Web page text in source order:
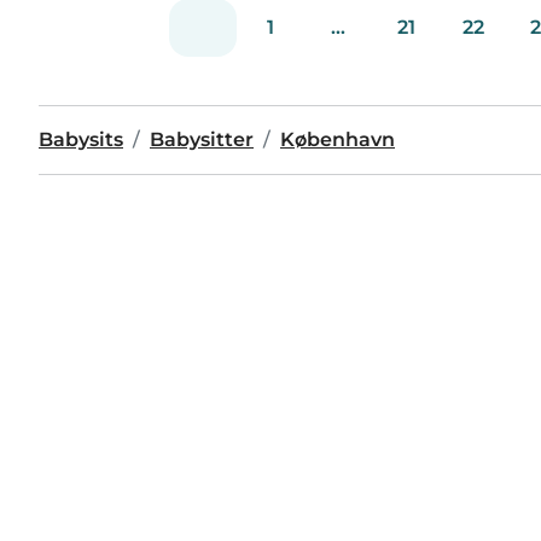
1 ... 21 22
Babysits Babysitter København